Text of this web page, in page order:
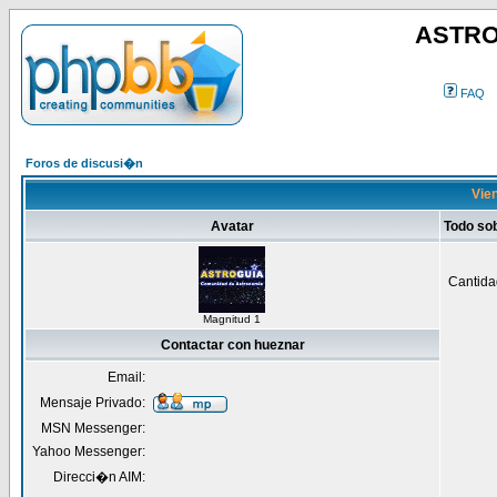
FAQ
Foros de discusi�n
Avatar Todo
Magnitud 1
Contactar con hueznar
Email:
Mensaje Privado:
MSN Messenger:
Yahoo Messenger:
Direcci�n AIM: